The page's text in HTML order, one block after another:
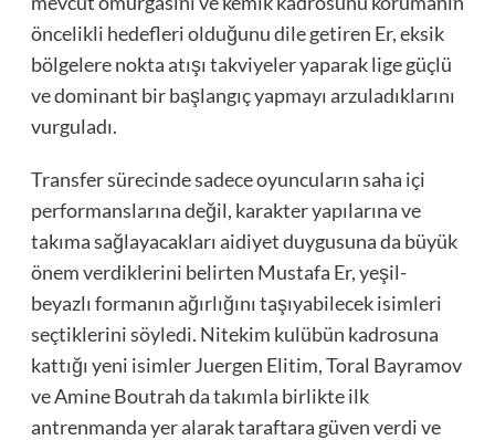
öncelikli hedefleri olduğunu dile getiren Er, eksik
bölgelere nokta atışı takviyeler yaparak lige güçlü
ve dominant bir başlangıç yapmayı arzuladıklarını
vurguladı.
Transfer sürecinde sadece oyuncuların saha içi
performanslarına değil, karakter yapılarına ve
takıma sağlayacakları aidiyet duygusuna da büyük
önem verdiklerini belirten Mustafa Er, yeşil-
beyazlı formanın ağırlığını taşıyabilecek isimleri
seçtiklerini söyledi. Nitekim kulübün kadrosuna
kattığı yeni isimler Juergen Elitim, Toral Bayramov
ve Amine Boutrah da takımla birlikte ilk
antrenmanda yer alarak taraftara güven verdi ve